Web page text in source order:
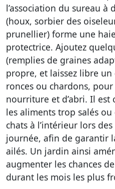
l’association du sureau à
(houx, sorbier des
prunellier) forme une
protectrice. Ajoutez
(remplies de graines
propre, et laissez libre
ronces ou chardons,
nourriture et d’abri. Il est
les aliments trop salés
chats à l’intérieur lors
journée, afin de garantir
ailés. Un jardin ainsi
augmenter les chances
durant les mois les plus